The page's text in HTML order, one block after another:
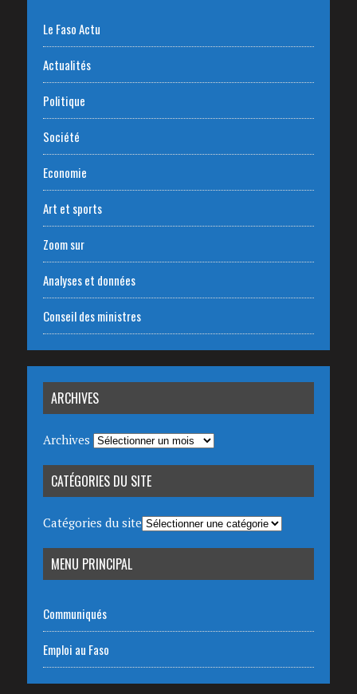
Le Faso Actu
Actualités
Politique
Société
Economie
Art et sports
Zoom sur
Analyses et données
Conseil des ministres
ARCHIVES
Archives
CATÉGORIES DU SITE
Catégories du site
MENU PRINCIPAL
Communiqués
Emploi au Faso